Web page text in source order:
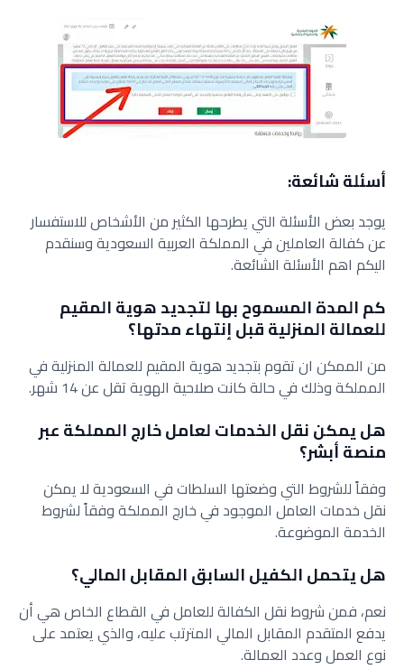
أسئلة شائعة:
يوجد بعض الأسئلة التي يطرحها الكثير من الأشخاص للاستفسار
عن كفالة العاملين في المملكة العربية السعودية وسنقدم
اليكم اهم الأسئلة الشائعة.
كم المدة المسموح بها لتجديد هوية المقيم
للعمالة المنزلية قبل إنتهاء مدتها؟
من الممكن ان تقوم بتجديد هوية المقيم للعمالة المنزلية في
المملكة وذلك في حالة كانت صلاحية الهوية تقل عن 14 شهر.
هل يمكن نقل الخدمات لعامل خارج المملكة عبر
منصة أبشر؟
وفقاً للشروط التي وضعتها السلطات في السعودية لا يمكن
نقل خدمات العامل الموجود في خارج المملكة وفقاً لشروط
الخدمة الموضوعة.
هل يتحمل الكفيل السابق المقابل المالي؟
نعم، فمن شروط نقل الكفالة للعامل في القطاع الخاص هي أن
يدفع المتقدم المقابل المالي المترتب عليه، والذي يعتمد على
نوع العمل وعدد العمالة.